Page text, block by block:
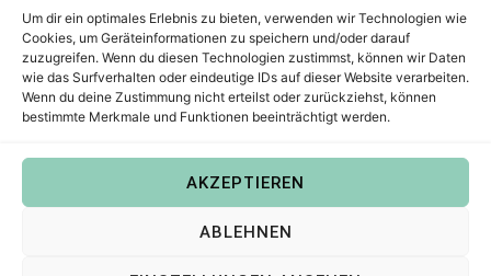
Um dir ein optimales Erlebnis zu bieten, verwenden wir Technologien wie
Cookies, um Geräteinformationen zu speichern und/oder darauf
zuzugreifen. Wenn du diesen Technologien zustimmst, können wir Daten
wie das Surfverhalten oder eindeutige IDs auf dieser Website verarbeiten.
Wenn du deine Zustimmung nicht erteilst oder zurückziehst, können
bestimmte Merkmale und Funktionen beeinträchtigt werden.
AKZEPTIEREN
ABLEHNEN
Copyright © 2022Steffis Kreativkiste – Plotterdateien,
Digistamps und Freebies in SVG, PNG, DXF, EPS & PDF